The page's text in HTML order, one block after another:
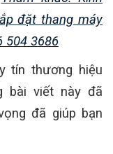
đặt thang máy
504 3686
tín thương hiệu
bài viết này đã
đã giúp bạn